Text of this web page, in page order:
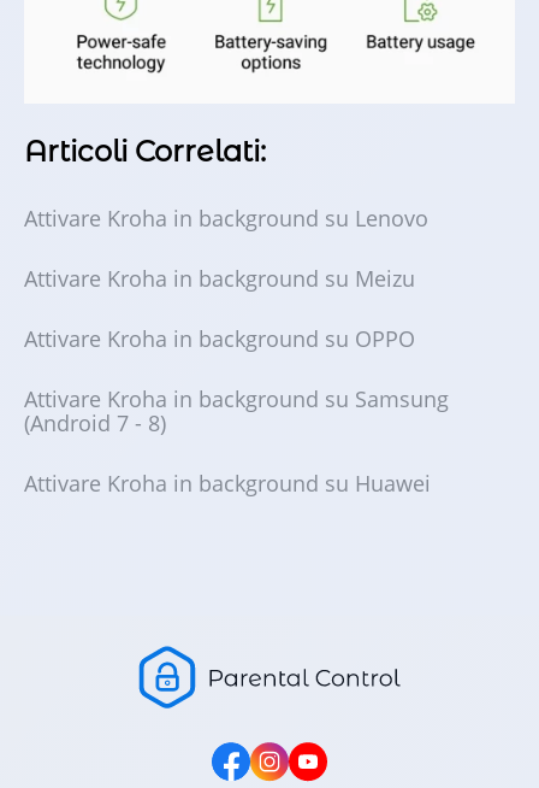
Articoli Correlati:
Attivare Kroha in background su Lenovo
Attivare Kroha in background su Meizu
Attivare Kroha in background su OPPO
Attivare Kroha in background su Samsung
(Android 7 - 8)
Attivare Kroha in background su Huawei